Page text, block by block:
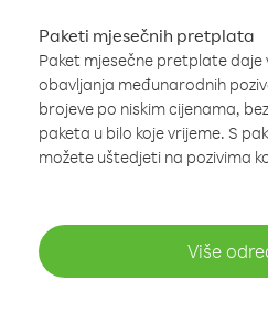
Paketi mjesečnih pretplata
Paket mjesečne pretplate daje
obavljanja međunarodnih
brojeve po niskim cijenama,
paketa u bilo koje vrijeme. S
možete uštedjeti na pozivima
Više